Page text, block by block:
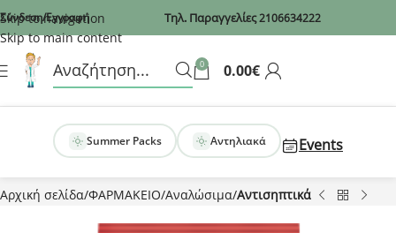
Recaptcha
Skip to navigation
Skip to main content
Σύνδεση/Εγγραφή Τηλ. Παραγγελίες2106634222
0 0.00€
Summer Packs Αντηλιακά Events
Αρχική σελίδα ΦΑΡΜΑΚΕΙΟ Αναλώσιμα Αντισηπτικά